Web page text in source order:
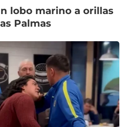
lobo marino a orillas
Palmas